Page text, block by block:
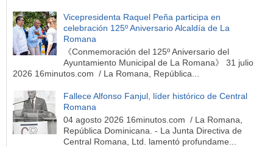
Vicepresidenta Raquel Peña participa en
celebración 125º Aniversario Alcaldía de La
Romana
《Conmemoración del 125º Aniversario del
Ayuntamiento Municipal de La Romana》 31 julio
2026 16minutos.com / La Romana, República...
Fallece Alfonso Fanjul, líder histórico de Central
Romana
04 agosto 2026 16minutos.com / La Romana,
República Dominicana. - La Junta Directiva de
Central Romana, Ltd. lamentó profundame...